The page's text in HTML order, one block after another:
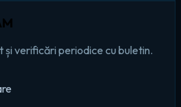
și verificări periodice cu buletin.